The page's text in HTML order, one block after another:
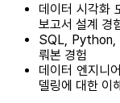
데이터 시각화
보고서 설계 경
SQL, Python,
뤄본 경험
데이터 엔지니
델링에 대한 이